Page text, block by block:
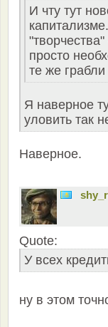
И чту тут
просто
те же
Я наверное
уловить так
Наверное.
Quote:
У всех
ну в этом